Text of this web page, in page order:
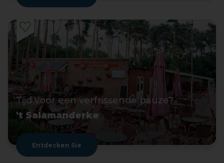
Tijd voor een verfrissende pauze?
't Salamanderke
Entdecken Sie